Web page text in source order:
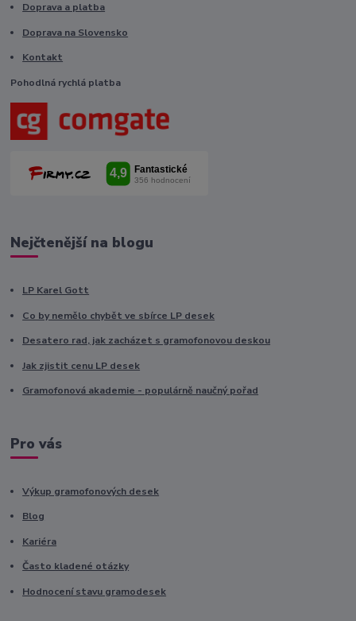
Doprava a platba
Doprava na Slovensko
Kontakt
Pohodlná rychlá platba
Nejčtenější na blogu
LP Karel Gott
Co by nemělo chybět ve sbírce LP desek
Desatero rad, jak zacházet s gramofonovou deskou
Jak zjistit cenu LP desek
Gramofonová akademie - populárně naučný pořad
Pro vás
Výkup gramofonových desek
Blog
Kariéra
Často kladené otázky
Hodnocení stavu gramodesek